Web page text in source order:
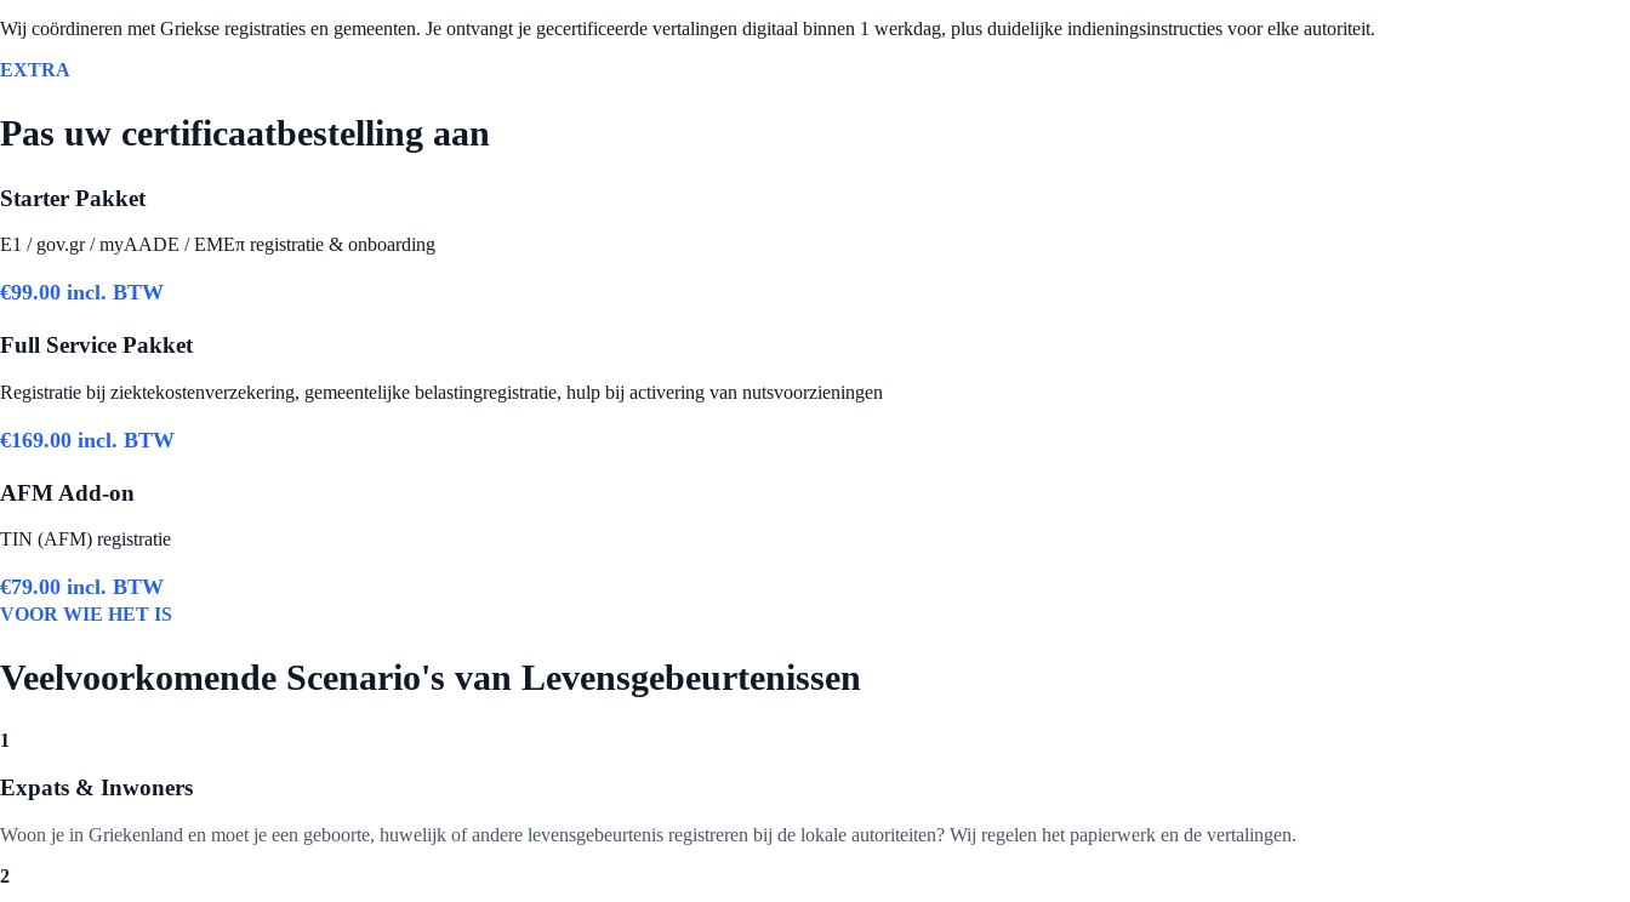
Wij coördineren met Griekse registraties en gemeenten. Je ontvangt je gecertificeerde vertalingen digitaal binnen 1 werkdag, plus duidelijke indieningsinstructies voor elke autoriteit.
EXTRA
Pas uw certificaatbestelling aan
Starter Pakket
E1 / gov.gr / myAADE / ΕΜΕπ registratie & onboarding
€99.00 incl. BTW
Full Service Pakket
Registratie bij ziektekostenverzekering, gemeentelijke belastingregistratie, hulp bij activering van nutsvoorzieningen
€169.00 incl. BTW
AFM Add-on
TIN (AFM) registratie
€79.00 incl. BTW
VOOR WIE HET IS
Veelvoorkomende Scenario's van Levensgebeurtenissen
1
Expats & Inwoners
Woon je in Griekenland en moet je een geboorte, huwelijk of andere levensgebeurtenis registreren bij de lokale autoriteiten? Wij regelen het papierwerk en de vertalingen.
2